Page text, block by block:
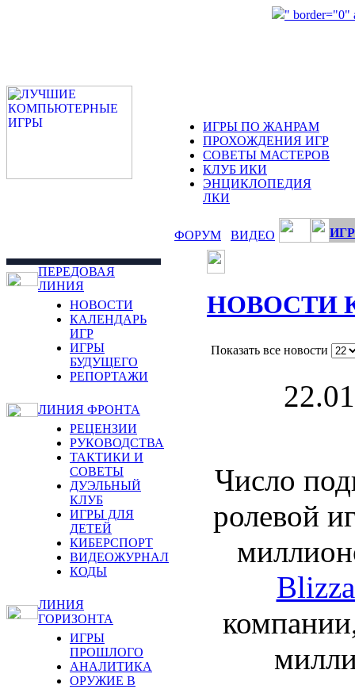
" border="0"
ИГРЫ ПО ЖАНРАМ
ПРОХОЖДЕНИЯ ИГР
СОВЕТЫ МАСТЕРОВ
КЛУБ ИКИ
ЭНЦИКЛОПЕДИЯ
ЛКИ
ФОРУМ ВИДЕО
ПЕРЕДОВАЯ
ЛИНИЯ
НОВОСТИ
КАЛЕНДАРЬ
ИГР
ИГРЫ
БУДУЩЕГО
РЕПОРТАЖИ
ЛИНИЯ ФРОНТА
РЕЦЕНЗИИ
РУКОВОДСТВА
ТАКТИКИ И
СОВЕТЫ
ДУЭЛЬНЫЙ
КЛУБ
ИГРЫ ДЛЯ
ДЕТЕЙ
КИБЕРСПОРТ
ВИДЕОЖУРНАЛ
КОДЫ
ЛИНИЯ
ГОРИЗОНТА
ИГРЫ
ПРОШЛОГО
АНАЛИТИКА
ОРУЖИЕ В
НОВОСТИ
Показать все новости
Число
ролевой